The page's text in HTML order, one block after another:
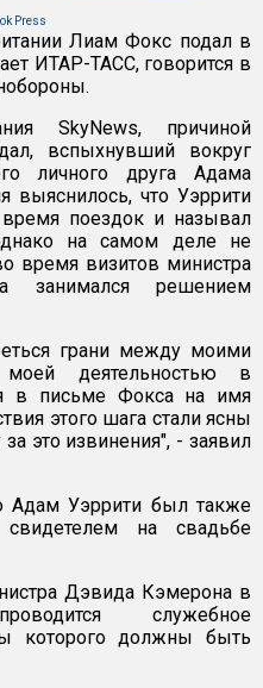
Press
Лиам Фокс подал в
ИТАР-ТАСС, говорится в
SkyNews, причиной
вспыхнувший вокруг
личного друга Адама
выяснилось, что Уэррити
поездок и называл
на самом деле не
время визитов министра
занимался решением
грани между моими
деятельностью в
в письме Фокса на имя
этого шага стали ясны
это извинения", - заявил
Адам Уэррити был также
на свадьбе
Дэвида Кэмерона в
служебное
которого должны быть